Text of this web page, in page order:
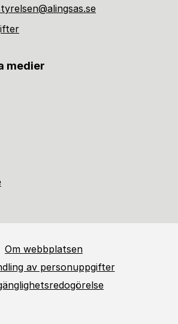
medier
Om webbplatsen
av personuppgifter